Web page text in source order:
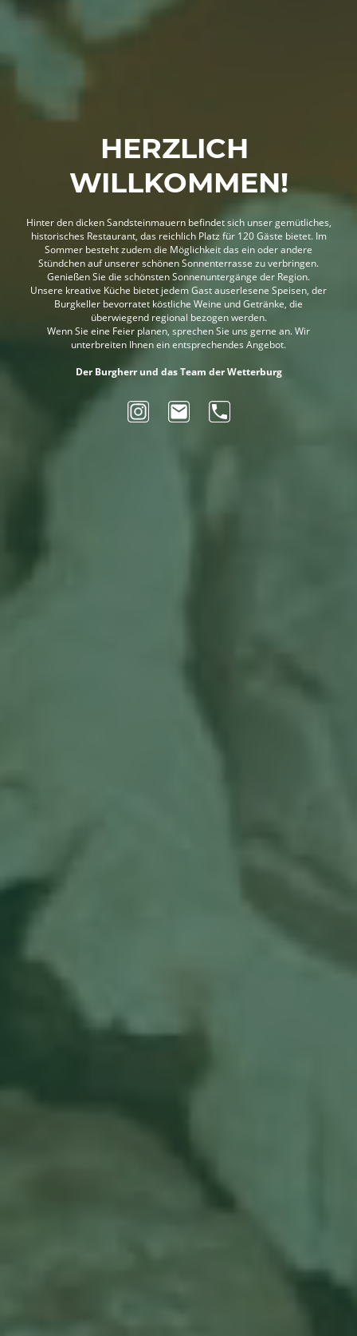
HERZLICH
WILLKOMMEN!
Hinter den dicken Sandsteinmauern befindet sich unser gemütliches,
historisches Restaurant, das reichlich Platz für 120 Gäste bietet. Im
Sommer besteht zudem die Möglichkeit das ein oder andere
Stündchen auf unserer schönen Sonnenterrasse zu verbringen.
Genießen Sie die schönsten Sonnenuntergänge der Region.
Unsere kreative Küche bietet jedem Gast auserlesene Speisen, der
Burgkeller bevorratet köstliche Weine und Getränke, die
überwiegend regional bezogen werden.
Wenn Sie eine Feier planen, sprechen Sie uns gerne an. Wir
unterbreiten Ihnen ein entsprechendes Angebot.
Der Burgherr und das Team der Wetterburg